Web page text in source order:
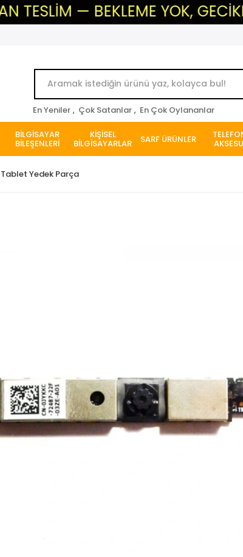
— BEKLEME YOK, GECİKME
En Yeniler , Çok Satanlar , En Çok Oylananlar
BİLGİSAYAR
BİLEŞENLERİ
KİŞİSEL
BİLGİSAYARLAR SARF ÜRÜNLER
Yedek Parça